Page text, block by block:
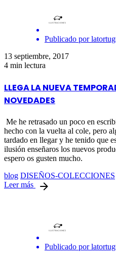
Publicado por
13 septiembre, 2017
4 min lectura
LLEGA LA NUEVA
NOVEDADES
Me he retrasado un poco en
hecho con la vuelta al cole, pero
tardado en llegar y he tenido que
ilusión enseñaros los nuevos
espero os gusten mucho.
blog DISEÑOS-COLECCIONES
Leer más
Publicado por